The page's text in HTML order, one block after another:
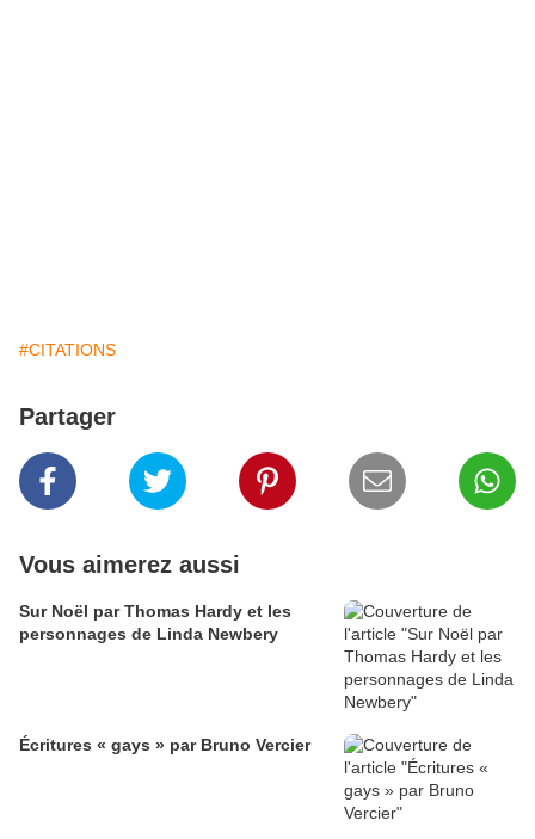
#CITATIONS
Partager
Vous aimerez aussi
Sur Noël par Thomas Hardy et les
personnages de Linda Newbery
Écritures « gays » par Bruno Vercier